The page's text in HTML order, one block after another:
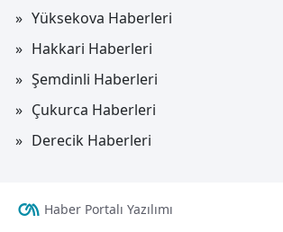
Yüksekova Haberleri
Hakkari Haberleri
Şemdinli Haberleri
Çukurca Haberleri
Derecik Haberleri
Haber Portalı Yazılımı